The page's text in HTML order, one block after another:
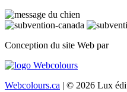
Conception du site Web par
Webcolours.ca | © 2026 Lux